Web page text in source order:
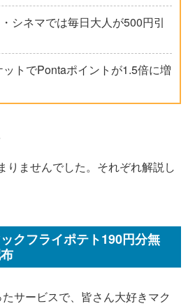
シネマでは毎日大人が500円引
ットでPontaポイントが1.5倍に増
りませんでした。それぞれ解説し
クフライポテト190円分無
サービスで、皆さん大好きマク